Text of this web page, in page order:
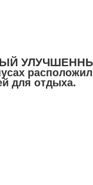
для отдыха.